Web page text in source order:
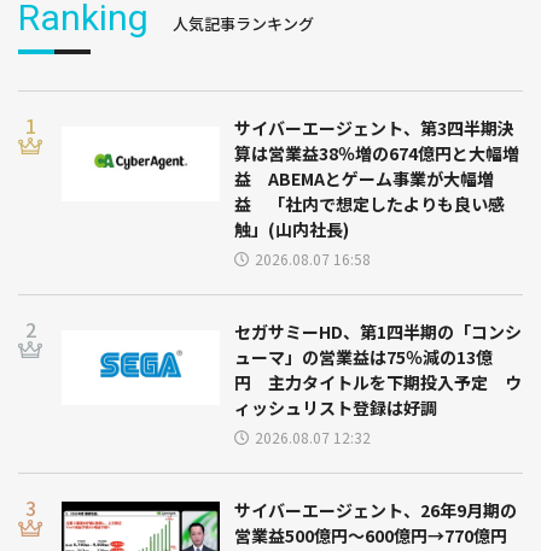
Ranking 人気記事ランキング
サイバーエージェント、第3四半期決
算は営業益38％増の674億円と大幅増
益 ABEMAとゲーム事業が大幅増
益 「社内で想定したよりも良い感
触」(山内社長)
2026.08.07 16:58
セガサミーHD、第1四半期の「コンシ
ューマ」の営業益は75％減の13億
円 主力タイトルを下期投入予定 ウ
ィッシュリスト登録は好調
2026.08.07 12:32
サイバーエージェント、26年9月期の
営業益500億円～600億円→770億円